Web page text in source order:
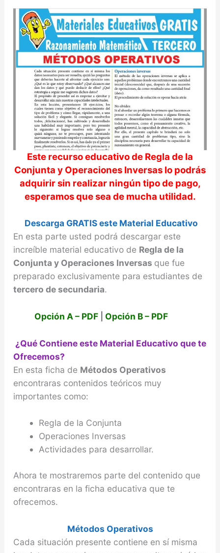
Este recurso educativo de Regla de la
Conjunta y Operaciones Inversas lo podrás
adquirir sin realizar ningún tipo de pago,
esperamos que sea de mucha utilidad.
Descarga GRATIS este Material Educativo
En esta parte usted podrá descargar este
increíble material educativo de Regla de la
Conjunta y Operaciones Inversas que fue
preparado exclusivamente para estudiantes de
tercero de secundaria.
Opción A – PDF Opción B – PDF
¿Qué Contiene este Material Educativo que te
Ofrecemos?
En esta ficha de Métodos Operativos
encontraras contenidos teóricos muy
importantes como:
Regla de la Conjunta
Operaciones Inversas
Actividades para desarrollar.
Ahora te mostraremos parte del contenido que
encontraras en la ficha educativa que te
ofrecemos.
Métodos Operativos
Cada situación presente contiene en sí misma